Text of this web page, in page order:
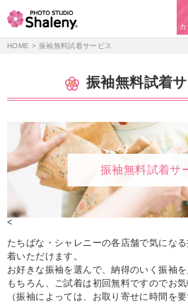
HOME > 振袖無料試着サービス
振袖無料試着
振袖無料試着サ
<
たちばな・シャレニーの各店舗で気にな
着いただけます。
お好きな振袖を選んで、納得のいく振袖を
もちろん、ご試着は初回無料ですのでお気
（振袖によっては、お取り寄せに時間を